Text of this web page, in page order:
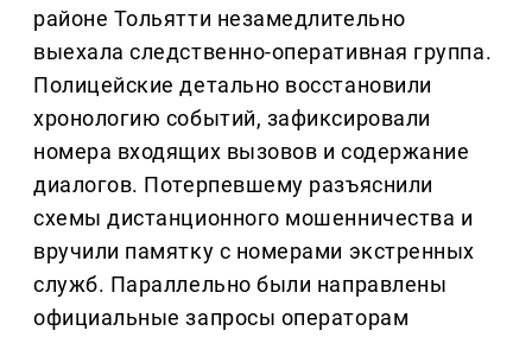
районе Тольятти незамедлительно
выехала следственно-оперативная группа.
Полицейские детально восстановили
хронологию событий, зафиксировали
номера входящих вызовов и содержание
диалогов. Потерпевшему разъяснили
схемы дистанционного мошенничества и
вручили памятку с номерами экстренных
служб. Параллельно были направлены
официальные запросы операторам